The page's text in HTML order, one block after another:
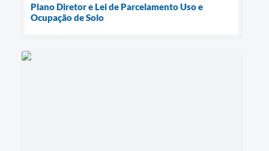
Plano Diretor e Lei de Parcelamento Uso e
Ocupação de Solo